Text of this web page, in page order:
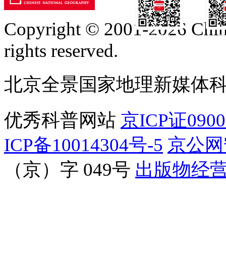
订阅号
Copyright © 2001-2026
rights reserved.
北京全景国家地理新媒体
优秀科普网站 京ICP证
ICP备10014304号-5 京公
（京）字 049号 出版物经